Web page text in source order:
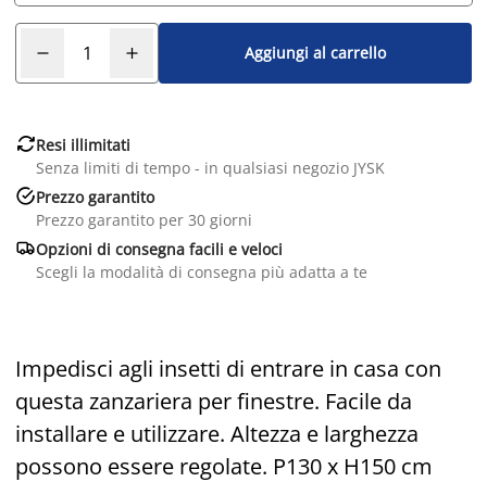
Aggiungi al carrello
Resi illimitati
Senza limiti di tempo - in qualsiasi negozio JYSK
Prezzo garantito
Prezzo garantito per 30 giorni
Opzioni di consegna facili e veloci
Scegli la modalità di consegna più adatta a te
Impedisci agli insetti di entrare in casa con
questa zanzariera per finestre. Facile da
installare e utilizzare. Altezza e larghezza
possono essere regolate. P130 x H150 cm